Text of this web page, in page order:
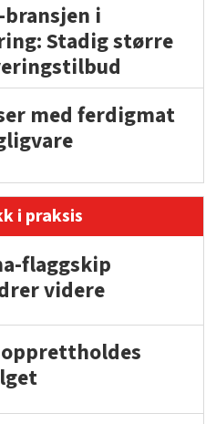
bransjen i
Stadig større
med ferdigmat
i praksis
flaggskip
videre